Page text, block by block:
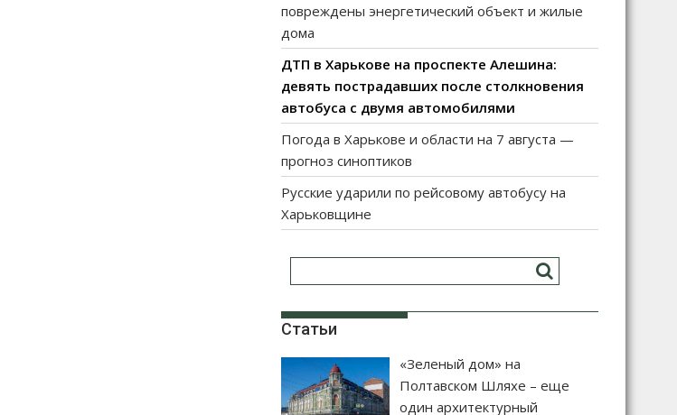
повреждены энергетический объект и жилые
дома
ДТП в Харькове на проспекте Алешина:
девять пострадавших после столкновения
автобуса с двумя автомобилями
Погода в Харькове и области на 7 августа —
прогноз синоптиков
Русские ударили по рейсовому автобусу на
Харьковщине
Статьи
«Зеленый дом» на
Полтавском Шляхе – еще
один архитектурный